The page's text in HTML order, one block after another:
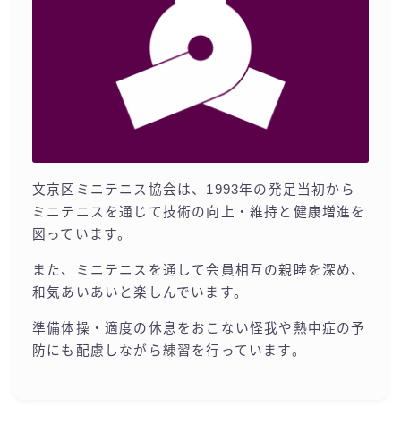
文京区ミニテニス協会は、1993年の発足当初から
ミニテニスを通じて技術の向上・維持と健康増進を
図っています。
また、ミニテニスを通して会員相互の親睦を深め、
和気あいあいと楽しんでいます。
準備体操・適度の休息をおこない怪我や熱中症の予
防にも配慮しながら練習を行っています。